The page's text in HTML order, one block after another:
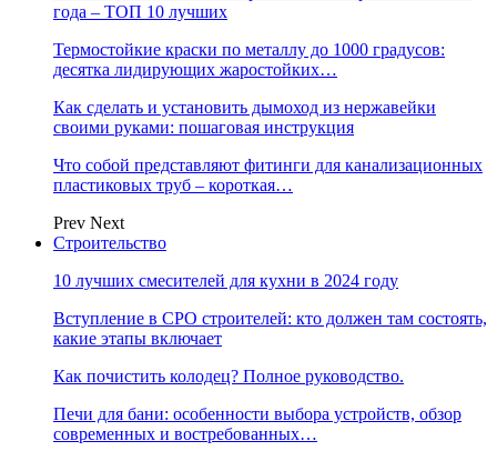
года – ТОП 10 лучших
Термостойкие краски по металлу до 1000 градусов:
десятка лидирующих жаростойких…
Как сделать и установить дымоход из нержавейки
своими руками: пошаговая инструкция
Что собой представляют фитинги для канализационных
пластиковых труб – короткая…
Prev Next
Строительство
10 лучших смесителей для кухни в 2024 году
Вступление в СРО строителей: кто должен там состоять,
какие этапы включает
Как почистить колодец? Полное руководство.
Печи для бани: особенности выбора устройств, обзор
современных и востребованных…